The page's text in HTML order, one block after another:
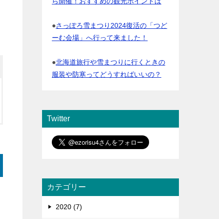
●さっぽろ雪まつり2024復活の「つど
ーむ会場」へ行って来ました！
●北海道旅行や雪まつりに行くときの
服装や防寒ってどうすればいいの？
Twitter
カテゴリー
2020 (7)